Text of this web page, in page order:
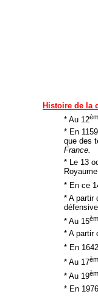
Histoire de la
* Au 12
* En
que des
France.
* Le 13
* En ce
* A partir
* Au 15
* A partir
* En
* Au 17
* Au 19
* En